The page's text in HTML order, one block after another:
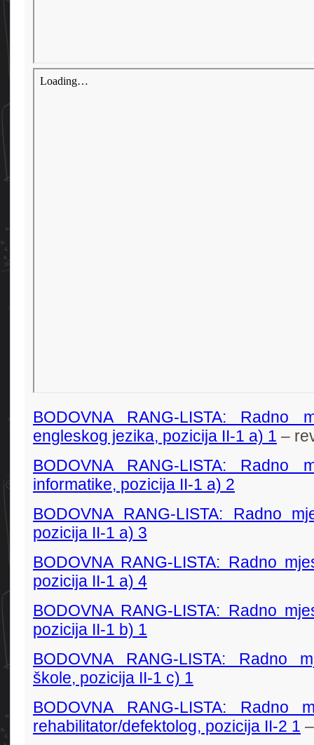
BODOVNA RANG-LISTA: Radno
engleskog jezika, pozicija II-1 a) 1 –
BODOVNA RANG-LISTA: Radno
informatike, pozicija II-1 a) 2
BODOVNA RANG-LISTA: Radno
pozicija II-1 a) 3
BODOVNA RANG-LISTA: Radno
pozicija II-1 a) 4
BODOVNA RANG-LISTA: Radno
pozicija II-1 b) 1
BODOVNA RANG-LISTA: Radno
škole, pozicija II-1 c) 1
BODOVNA RANG-LISTA: Radno
rehabilitator/defektolog, pozicija II-2 1